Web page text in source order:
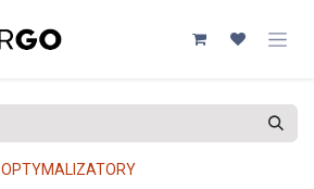
OPTYMALIZATORY